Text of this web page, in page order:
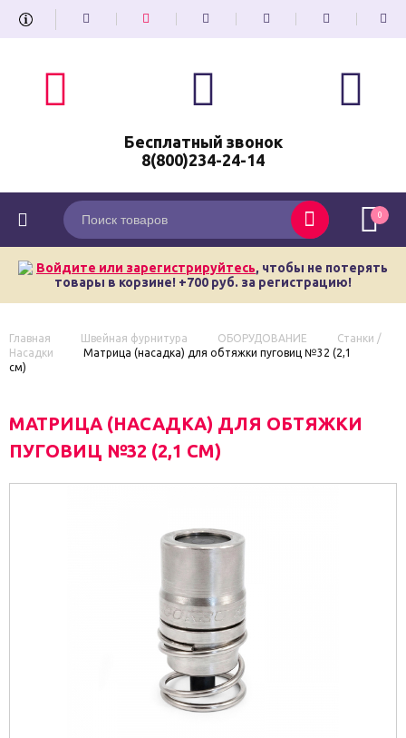
Бесплатный звонок
8(800)234-24-14
0
Войдите или зарегистрируйтесь, чтобы не потерять
товары в корзине! +700 руб. за регистрацию!
Главная Швейная фурнитура ОБОРУДОВАНИЕ
Станки /
Насадки
Матрица (насадка) для обтяжки пуговиц №32 (2,1
см)
МАТРИЦА (НАСАДКА) ДЛЯ ОБТЯЖКИ
ПУГОВИЦ №32 (2,1 СМ)